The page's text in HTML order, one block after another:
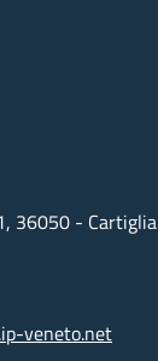
36050 -
veneto.net